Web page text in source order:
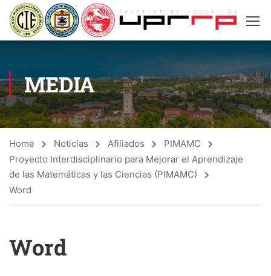
MEDIA
Home Noticias Afiliados
PIMAMC
Proyecto Interdisciplinario para Mejorar el Aprendizaje
de las Matemáticas y las Ciencias (PIMAMC)
Word
Word